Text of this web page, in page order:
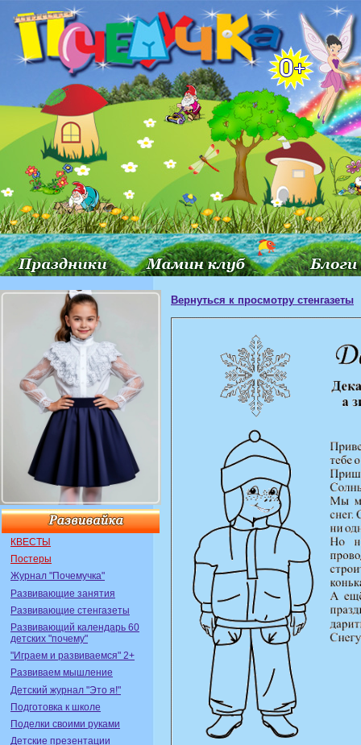
КВЕСТЫ
Постеры
Журнал "Почемучка"
Развивающие занятия
Развивающие стенгазеты
Развивающий календарь 60
детских "почему"
"Играем и развиваемся" 2+
Развиваем мышление
Детский журнал "Это я!"
Подготовка к школе
Поделки своими руками
Детские презентации
Вернуться к просмотру стенгазеты